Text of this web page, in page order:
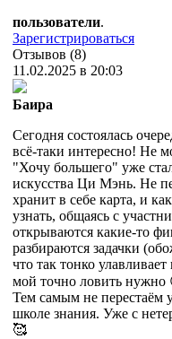
пользователи.
Зарегистрироваться
Отзывов (8)
11.02.2025 в 20:03
Баира
Сегодня состоялась
всё-таки интересно! Не
"Хочу большего" уже
искусства Ци Мэнь. Не
хранит в себе карта, и
узнать, общаясь с
открываются какие-то
разбираются задачки
что так тонко
мой точно ловить нужно
Тем самым не перестаём
школе знания. Уже с
🥰